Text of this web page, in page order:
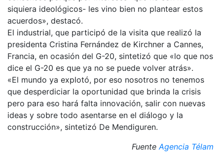
siquiera ideológicos- les vino bien no plantear estos
acuerdos», destacó.
El industrial, que participó de la visita que realizó la
presidenta Cristina Fernández de Kirchner a Cannes,
Francia, en ocasión del G-20, sintetizó que «lo que nos
dice el G-20 es que ya no se puede volver atrás».
«El mundo ya explotó, por eso nosotros no tenemos
que desperdiciar la oportunidad que brinda la crisis
pero para eso hará falta innovación, salir con nuevas
ideas y sobre todo asentarse en el diálogo y la
construcción», sintetizó De Mendiguren.
Fuente Agencia Télam